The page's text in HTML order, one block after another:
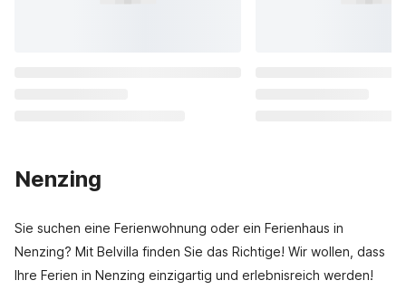
Nenzing
Sie suchen eine Ferienwohnung oder ein Ferienhaus in
Nenzing? Mit Belvilla finden Sie das Richtige! Wir wollen, dass
Ihre Ferien in Nenzing einzigartig und erlebnisreich werden!